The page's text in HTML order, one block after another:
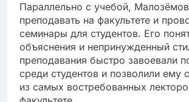
Параллельно с учебой,
преподавать на факультете и
семинары для студентов. Его
объяснения и непринужденный
преподавания быстро завоевали
среди студентов и позволили ему
из самых востребованных